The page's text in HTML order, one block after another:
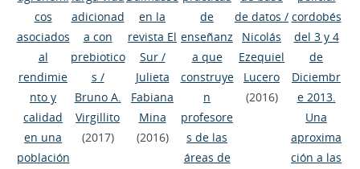
cos
asociados
al
rendimie
nto y
calidad
en una
población
adicionad
a con
prebiotico
s /
Bruno A.
Virgillito
(2017)
en la
revista El
Sur/
Julieta
Fabiana
Mina
(2016)
de
enseñanz
a que
construye
n
profesore
s de las
áreas de
de datos /
Nicolás
Ezequiel
Lucero
(2016)
cordobés
del 3 y 4
de
Diciembr
e 2013.
Una
aproxima
ción a las